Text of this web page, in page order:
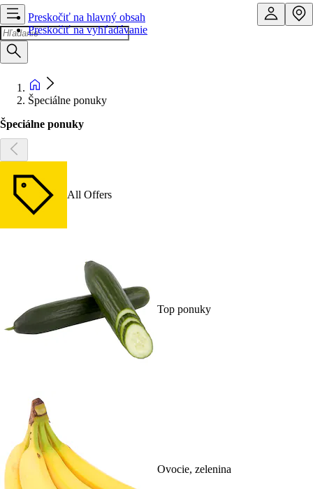
Preskočiť na hlavný obsah
Preskočiť na vyhľadávanie
Špeciálne ponuky
Špeciálne ponuky
All Offers
Top ponuky
Ovocie, zelenina